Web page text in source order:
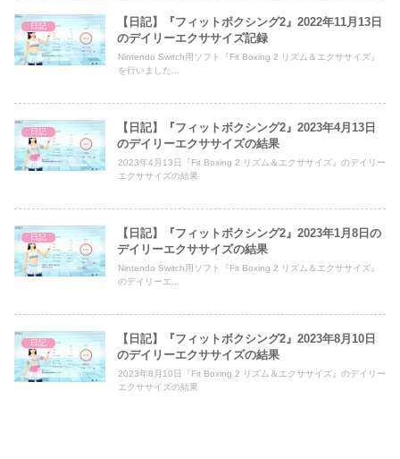
日記
【日記】『フィットボクシング2』2022年11月13日
のデイリーエクササイズ記録
Nintendo Switch用ソフト『Fit Boxing 2 リズム＆エクササイズ』
を行いました...
日記
【日記】『フィットボクシング2』2023年4月13日
のデイリーエクササイズの結果
2023年4月13日『Fit Boxing 2 リズム＆エクササイズ』のデイリー
エクササイズの結果
日記
【日記】『フィットボクシング2』2023年1月8日の
デイリーエクササイズの結果
Nintendo Switch用ソフト『Fit Boxing 2 リズム＆エクササイズ』
のデイリーエ...
日記
【日記】『フィットボクシング2』2023年8月10日
のデイリーエクササイズの結果
2023年8月10日『Fit Boxing 2 リズム＆エクササイズ』のデイリー
エクササイズの結果